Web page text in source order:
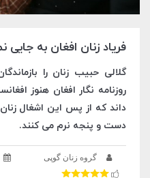
فریاد زنان افغان به
گلالی حبیب زنان را
روزنامه نگار افغان هنوز
داند که از پس این اشغال
دست و پنجه نرم می کنند.
گروه زنان گوپی